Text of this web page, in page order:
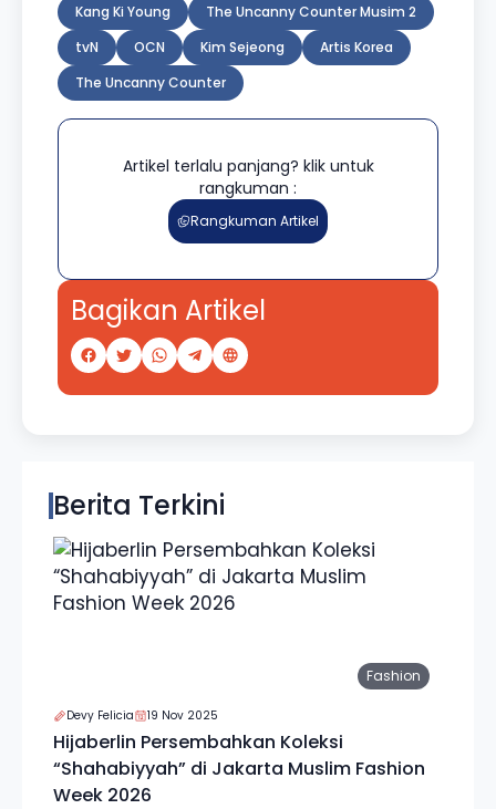
Kang Ki Young
The Uncanny Counter Musim 2
tvN
OCN Kim Sejeong
Artis Korea
The Uncanny Counter
Artikel terlalu panjang? klik untuk
rangkuman :
Rangkuman Artikel
Bagikan Artikel
Berita Terkini
Fashion
Devy Felicia 19 Nov 2025
Hijaberlin Persembahkan Koleksi
“Shahabiyyah” di Jakarta Muslim Fashion
Week 2026